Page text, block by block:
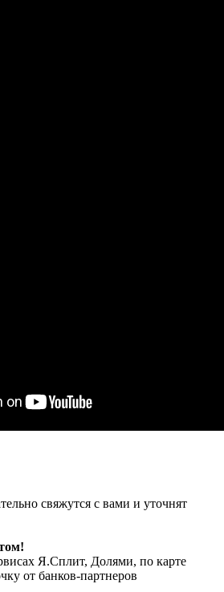
свяжутся с вами и уточнят
Я.Сплит, Долями, по карте
от банков-партнеров